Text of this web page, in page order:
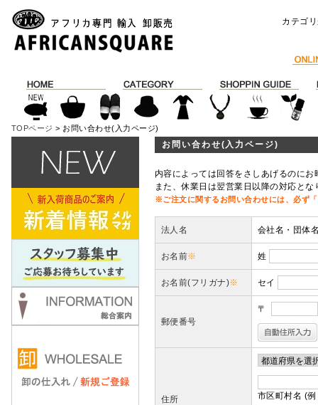
カテゴ
TOPページ > お問い合わせ(入力ページ)
お問い合わせ(入力ページ)
内容によっては回答をさしあげるのに
また、休業日は翌営業日以降の対応と
※ご注文に関するお問い合わせには、必ず
法人名 会社名・団体
お名前※ 姓
お名前(フリガナ)※ セイ
郵便番号
〒
住所 市区町村名 (